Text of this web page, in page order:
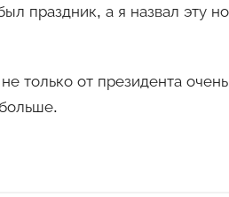
праздник, а я назвал эту
только от президента